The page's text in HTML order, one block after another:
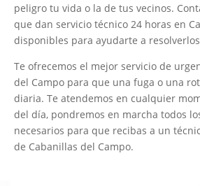
peligro tu vida o la de tus vecinos.
que dan servicio técnico 24 horas en
disponibles para ayudarte a
Te ofrecemos el mejor servicio de
del Campo para que una fuga o una
diaria. Te atendemos en cualquier
del día, pondremos en marcha todos
necesarios para que recibas a un
de Cabanillas del Campo.